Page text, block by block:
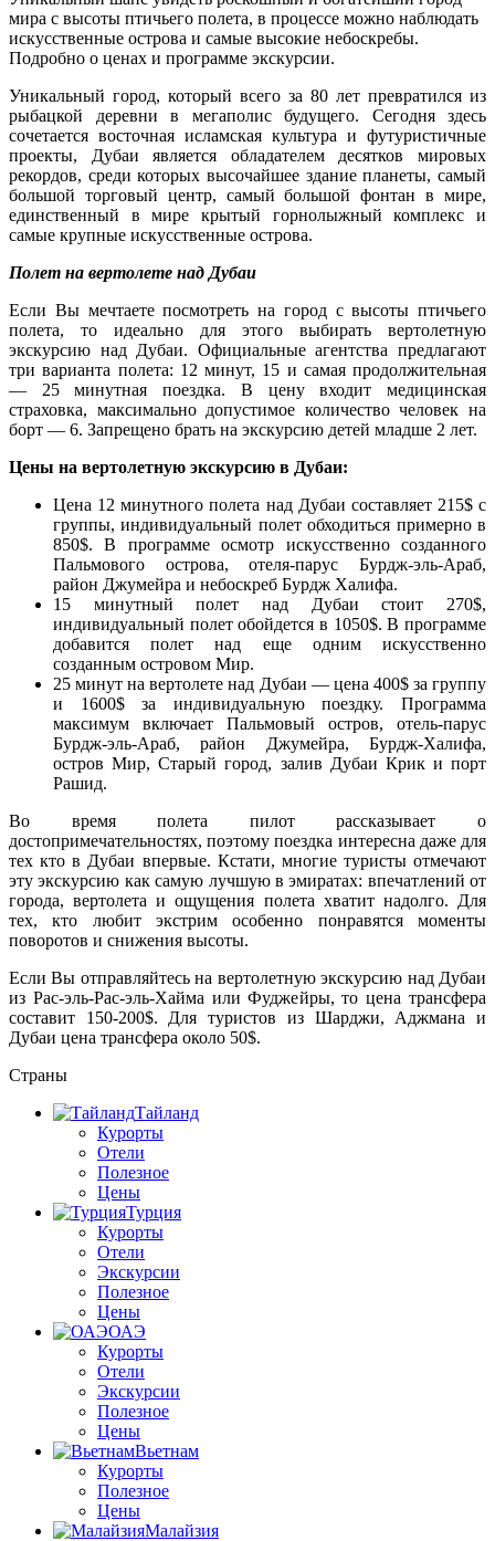
мира с высоты птичьего полета, в процессе можно наблюдать
искусственные острова и самые высокие небоскребы.
Подробно о ценах и программе экскурсии.
Уникальный город, который всего за 80 лет превратился из
рыбацкой деревни в мегаполис будущего. Сегодня здесь
сочетается восточная исламская культура и футуристичные
проекты, Дубаи является обладателем десятков мировых
рекордов, среди которых высочайшее здание планеты, самый
большой торговый центр, самый большой фонтан в мире,
единственный в мире крытый горнолыжный комплекс и
самые крупные искусственные острова.
Полет на вертолете над Дубаи
Если Вы мечтаете посмотреть на город с высоты птичьего
полета, то идеально для этого выбирать вертолетную
экскурсию над Дубаи. Официальные агентства предлагают
три варианта полета: 12 минут, 15 и самая продолжительная
— 25 минутная поездка. В цену входит медицинская
страховка, максимально допустимое количество человек на
борт — 6. Запрещено брать на экскурсию детей младше 2 лет.
Цены на вертолетную экскурсию в Дубаи:
Цена 12 минутного полета над Дубаи составляет 215$ с
группы, индивидуальный полет обходиться примерно в
850$. В программе осмотр искусственно созданного
Пальмового острова, отеля-парус Бурдж-эль-Араб,
район Джумейра и небоскреб Бурдж Халифа.
15 минутный полет над Дубаи стоит 270$,
индивидуальный полет обойдется в 1050$. В программе
добавится полет над еще одним искусственно
созданным островом Мир.
25 минут на вертолете над Дубаи — цена 400$ за группу
и 1600$ за индивидуальную поездку. Программа
максимум включает Пальмовый остров, отель-парус
Бурдж-эль-Араб, район Джумейра, Бурдж-Халифа,
остров Мир, Старый город, залив Дубаи Крик и порт
Рашид.
Во время полета пилот рассказывает о
достопримечательностях, поэтому поездка интересна даже для
тех кто в Дубаи впервые. Кстати, многие туристы отмечают
эту экскурсию как самую лучшую в эмиратах: впечатлений от
города, вертолета и ощущения полета хватит надолго. Для
тех, кто любит экстрим особенно понравятся моменты
поворотов и снижения высоты.
Если Вы отправляйтесь на вертолетную экскурсию над Дубаи
из Рас-эль-Рас-эль-Хайма или Фуджейры, то цена трансфера
составит 150-200$. Для туристов из Шарджи, Аджмана и
Дубаи цена трансфера около 50$.
Страны
Тайланд
Курорты
Отели
Полезное
Цены
Турция
Курорты
Отели
Экскурсии
Полезное
Цены
ОАЭ
Курорты
Отели
Экскурсии
Полезное
Цены
Вьетнам
Курорты
Полезное
Цены
Малайзия